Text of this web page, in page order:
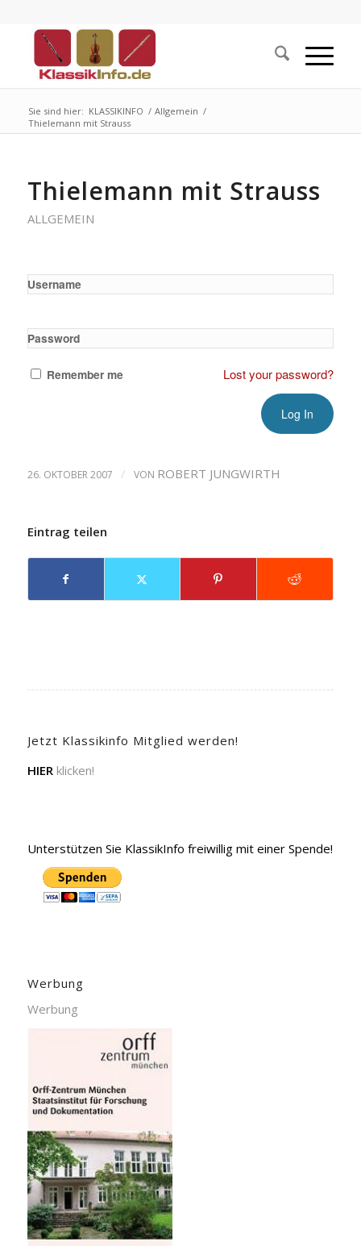
Sie sind hier: KLASSIKINFO / Allgemein /
Thielemann mit Strauss
Thielemann mit Strauss
ALLGEMEIN
Username
Password
Remember me Lost your password?
26. OKTOBER 2007 / VON ROBERT JUNGWIRTH
Eintrag teilen
Jetzt Klassikinfo Mitglied werden!
HIER klicken!
Unterstützen Sie KlassikInfo freiwillig mit einer Spende!
Werbung
Werbung